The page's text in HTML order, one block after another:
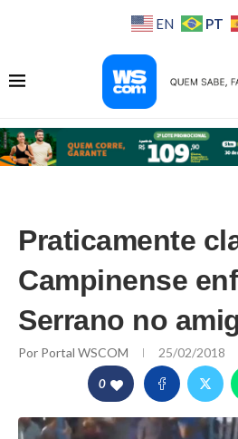
EN PT
Praticamente
Campinense
Serrano no
Por Portal WSCOM 25/02/2018
0